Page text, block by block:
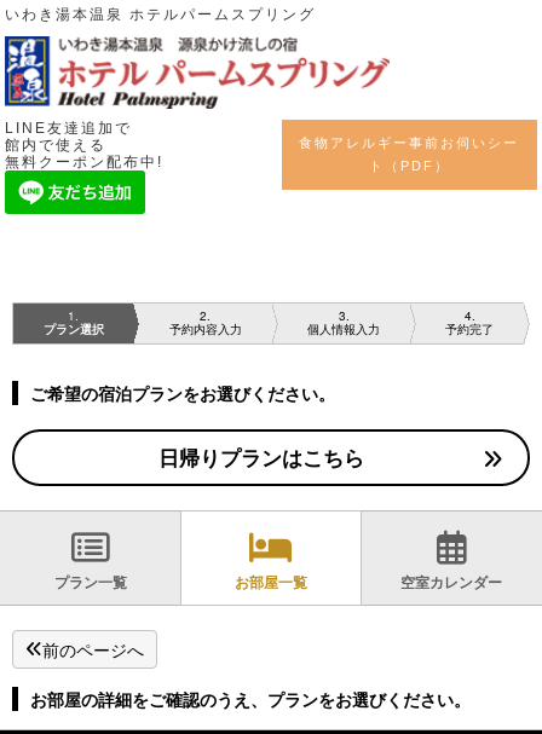
いわき湯本温泉 ホテルパームスプリング
LINE友達追加で
館内で使える
無料クーポン配布中!
食物アレルギー事前お伺いシー
ト（PDF）
1
プラン選択
2
予約内容入力
3
個人情報入力
4
予約完了
ご希望の宿泊プランをお選びください。
日帰りプランはこちら
プラン一覧 お部屋一覧 空室カレンダー
前のページへ
お部屋の詳細をご確認のうえ、プランをお選びください。